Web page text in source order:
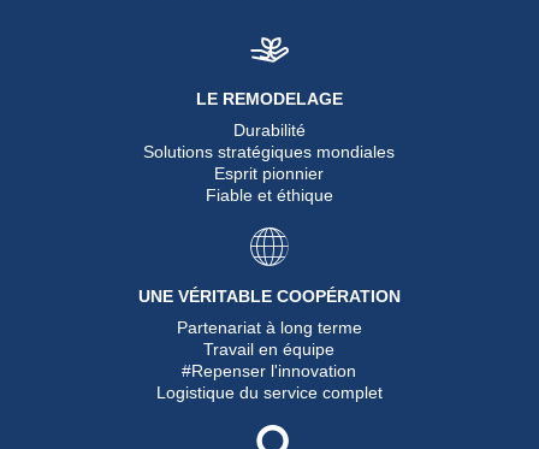
LE REMODELAGE
Durabilité
Solutions stratégiques mondiales
Esprit pionnier
Fiable et éthique
UNE VÉRITABLE COOPÉRATION
Partenariat à long terme
Travail en équipe
#Repenser l'innovation
Logistique du service complet